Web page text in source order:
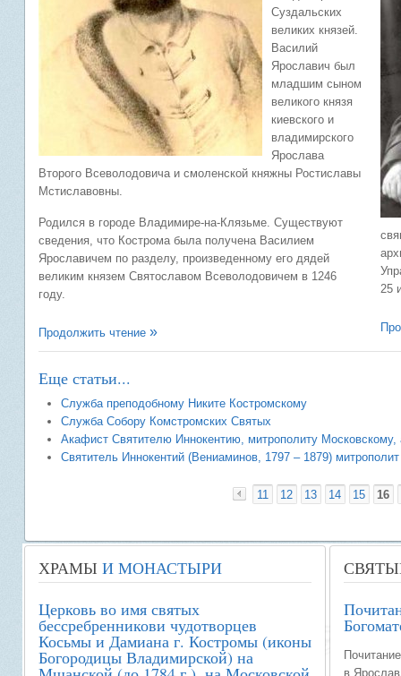
Суздальских
великих князей.
Василий
Ярославич был
младшим сыном
великого князя
киевского и
владимирского
Ярослава
Второго Всеволодовича и смоленской княжны Ростиславы
Мстиславовны.
Родился в городе Владимире-на-Клязьме. Существуют
сведения, что Кострома была получена Василием
Ярославичем по разделу, произведенному его дядей
великим князем Святославом Всеволодовичем в 1246
году.
Продолжить чтение
25
Еще статьи...
Служба преподобному Никите Костромскому
Служба Собору Комстромских Святых
Акафист Святителю Иннокентию, митрополиту
Cвятитель Иннокентий (Вениаминов, 1797 – 1879)
«
11 12 13 14 15 16
ХРАМЫ И МОНАСТЫРИ
Церковь во имя святых
бессребренникови чудотворцев
Косьмы и Дамиана г. Костромы (иконы
Богородицы Владимирской) на
в